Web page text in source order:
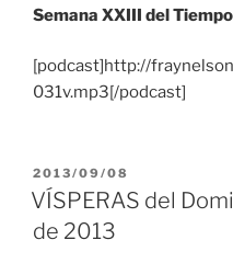
Semana XXIII del
[podcast]http://
031v.mp3[/podcast]
PUBLICADO
EL
2013/09/08
VÍSPERAS del
de 2013